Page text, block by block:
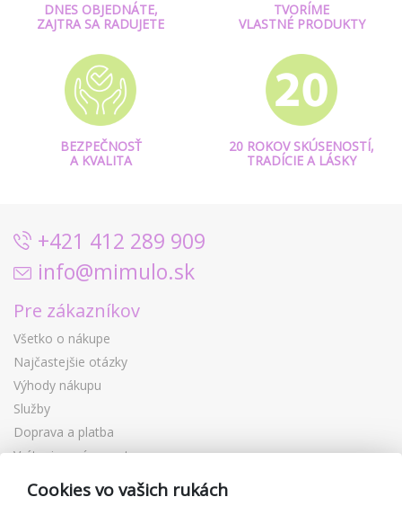
DNES OBJEDNÁTE,
ZAJTRA SA RADUJETE
TVORÍME
VLASTNÉ PRODUKTY
BEZPEČNOSŤ
A KVALITA
20 ROKOV SKÚSENOSTÍ,
TRADÍCIE A LÁSKY
+421 412 289 909
info@mimulo.sk
Pre zákazníkov
Všetko o nákupe
Najčastejšie otázky
Výhody nákupu
Služby
Doprava a platba
Vrátenie a výmena tovaru
Reklamácia
Cookies vo vašich rukách